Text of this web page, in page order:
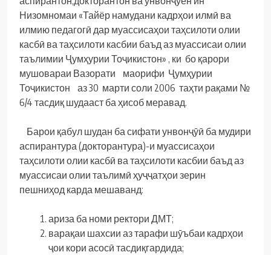
Низомномаи «Тайёр намудани кадрҳои илмӣ ва
илмию педагогӣ дар муассисаҳои таҳсилоти олии
касбӣ ва таҳсилоти касбии баъд аз муассисаи олии
таълимии Ҷумҳурии Тоҷикистон» , ки бо қарори
мушовараи Вазорати маорифи Ҷумҳурии
Тоҷикистон аз 30 марти соли 2006 таҳти рақами №
6/4 тасдиқ шудааст ба ҳисоб меравад.
Барои қабул шудан ба сифати унвонҷӯӣ ба мудири
аспирантура (докторантура)-и муассисаҳои
таҳсилоти олии касбӣ ва таҳсилоти касбии баъд аз
муассисаи олии таълимӣ ҳуҷҷатҳои зерин
пешниҳод карда мешаванд:
ариза ба номи ректори ДМТ;
варақаи шахсии аз тарафи шӯъбаи кадрҳои
ҷои кори асосӣ тасдиқгардида;